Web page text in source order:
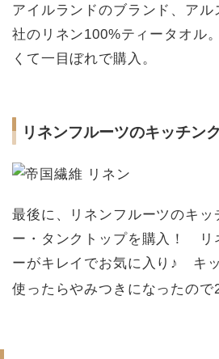
アイルランドのブランド、ア
社のリネン100%ティータオル
くて一目ぼれで購入。
リネンフルーツのキッチン
最後に、リネンフルーツのキ
ー・タンクトップを購入！ リ
ーがキレイでお気に入り♪ キ
使ったらやみつきになったので